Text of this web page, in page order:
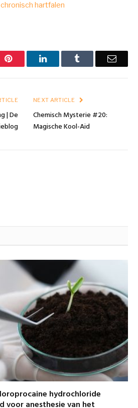
hartfalen
Pinterest LinkedIn Email
| De
NEXT ARTICLE
Chemisch Mysterie #20:
Magische Kool-Aid
hydrochloride
voor anesthesie van het